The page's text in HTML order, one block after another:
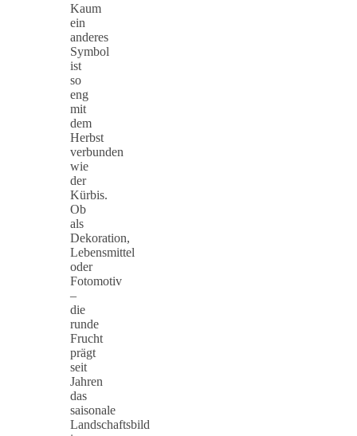
Kaum
ein
anderes
Symbol
ist
so
eng
mit
dem
Herbst
verbunden
wie
der
Kürbis.
Ob
als
Dekoration,
Lebensmittel
oder
Fotomotiv
–
die
runde
Frucht
prägt
seit
Jahren
das
saisonale
Landschaftsbild